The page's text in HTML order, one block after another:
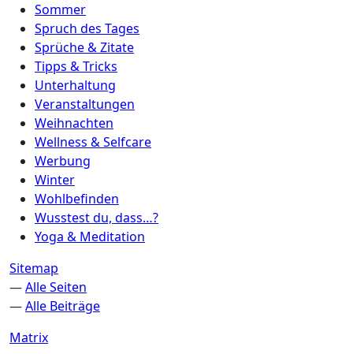
Sommer
Spruch des Tages
Sprüche & Zitate
Tipps & Tricks
Unterhaltung
Veranstaltungen
Weihnachten
Wellness & Selfcare
Werbung
Winter
Wohlbefinden
Wusstest du, dass…?
Yoga & Meditation
Sitemap
—Alle Seiten
—Alle Beiträge
Matrix